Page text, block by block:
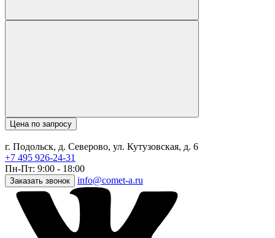
Цена по запросу
г. Подольск, д. Северово, ул. Кутузовская, д. 6
+7 495 926-24-31
Пн-Пт: 9:00 - 18:00
Заказать звонок info@comet-a.ru